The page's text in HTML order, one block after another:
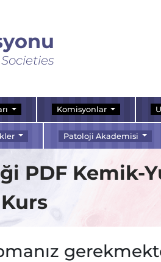
Komisyonlar
Patoloji Akademisi
PDF Kemik-